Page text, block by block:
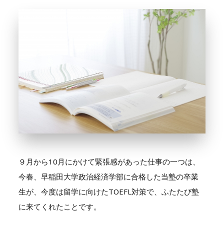
９月から10月にかけて緊張感があった仕事の一つは、
今春、早稲田大学政治経済学部に合格した当塾の卒業
生が、今度は留学に向けたTOEFL対策で、ふたたび塾
に来てくれたことです。